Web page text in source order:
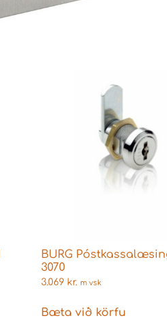
BURG
3070
3.069 kr. m vsk
Bæta við körfu